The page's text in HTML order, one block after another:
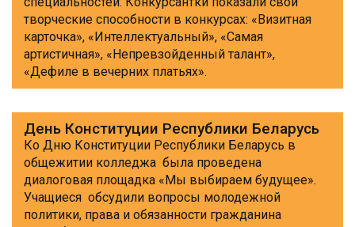
творческие способности в конкурсах: «Визитная
карточка», «Интеллектуальный», «Самая
артистичная», «Непревзойденный талант»,
«Дефиле в вечерних платьях».
День Конституции Республики Беларусь
Ко Дню Конституции Республики Беларусь в
общежитии колледжа была проведена
диалоговая площадка «Мы выбираем будущее».
Учащиеся обсудили вопросы молодежной
политики, права и обязанности гражданина